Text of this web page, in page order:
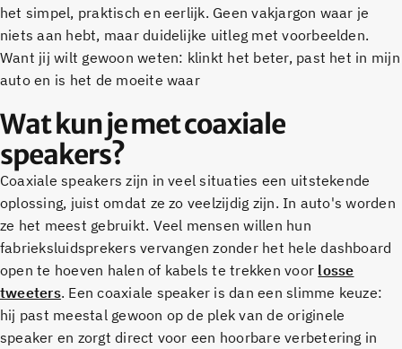
het simpel, praktisch en eerlijk. Geen vakjargon waar je
niets aan hebt, maar duidelijke uitleg met voorbeelden.
Want jij wilt gewoon weten: klinkt het beter, past het in mijn
auto en is het de moeite waar
Wat kun je met coaxiale
speakers?
Coaxiale speakers zijn in veel situaties een uitstekende
oplossing, juist omdat ze zo veelzijdig zijn. In auto's worden
ze het meest gebruikt. Veel mensen willen hun
fabrieksluidsprekers vervangen zonder het hele dashboard
open te hoeven halen of kabels te trekken voor losse
tweeters. Een coaxiale speaker is dan een slimme keuze:
hij past meestal gewoon op de plek van de originele
speaker en zorgt direct voor een hoorbare verbetering in